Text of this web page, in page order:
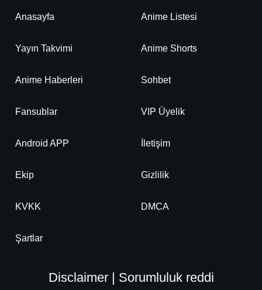
Anasayfa Anime Listesi
Yayın Takvimi Anime Shorts
Anime Haberleri Sohbet
Fansublar VIP Üyelik
Android APP İletişim
Ekip Gizlilik
KVKK DMCA
Şartlar
Disclaimer | Sorumluluk reddi